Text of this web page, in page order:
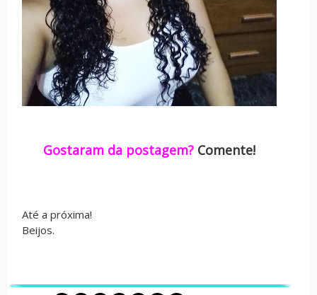
Gostaram da postagem?Comente!
Até a próxima!
Beijos.